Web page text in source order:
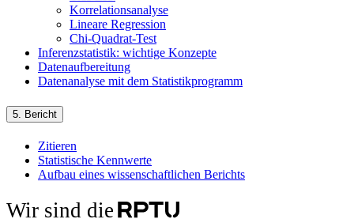
Korrelationsanalyse
Lineare Regression
Chi-Quadrat-Test
Inferenzstatistik: wichtige Konzepte
Datenaufbereitung
Datenanalyse mit dem Statistikprogramm
5. Bericht
Zitieren
Statistische Kennwerte
Aufbau eines wissenschaftlichen Berichts
Wir sind die